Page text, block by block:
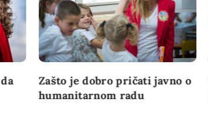
Zašto je dobro pričati javno o
humanitarnom radu